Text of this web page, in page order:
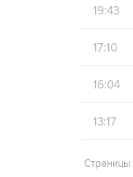
19:43
17:10
16:04
13:17
Страницы